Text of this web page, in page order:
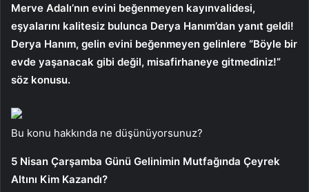
Merve Adalı’nın evini beğenmeyen kayınvalidesi,
eşyalarını kalitesiz bulunca Derya Hanım’dan yanıt geldi!
Derya Hanım, gelin evini beğenmeyen gelinlere “Böyle bir
evde yaşanacak gibi değil, misafirhaneye gitmediniz!”
söz konusu.
Bu konu hakkında ne düşünüyorsunuz?
5 Nisan Çarşamba Günü Gelinimin Mutfağında Çeyrek
Altını Kim Kazandı?